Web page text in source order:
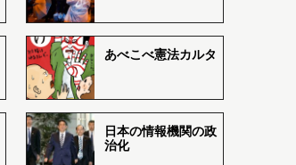
あべこべ憲法カルタ
日本の情報機関の政
治化